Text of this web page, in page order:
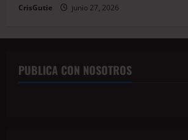
CrisGutie junio 27, 2026
PUBLICA CON NOSOTROS